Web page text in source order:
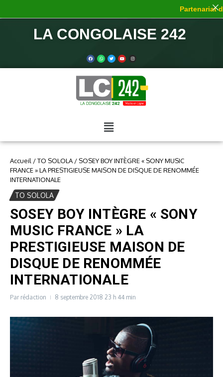
LA CONGOLAISE 242
Accueil /TO SOLOLA / SOSEY BOY INTÈGRE « SONY MUSIC
FRANCE » LA PRESTIGIEUSE MAISON DE DISQUE DE RENOMMÉE
INTERNATIONALE
TO SOLOLA
SOSEY BOY INTÈGRE « SONY
MUSIC FRANCE » LA
PRESTIGIEUSE MAISON DE
DISQUE DE RENOMMÉE
INTERNATIONALE
Par rédaction 8 septembre 2018 23 h 44 min
Partenariat de